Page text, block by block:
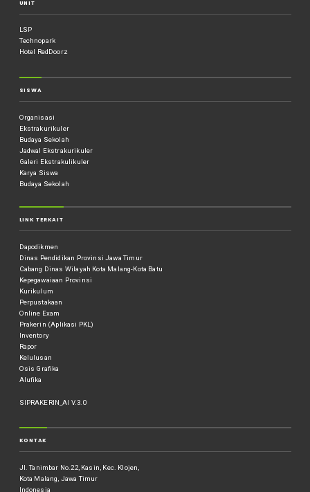
UNIT
LSP
Technopark
Hotel RedDoorz
SISWA
Organisasi
Ekstrakurikuler
Budaya Sekolah
Jadwal Ekstrakurikuler
Galeri Ekstrakulikuler
Karya Siswa
Budaya Sekolah
LINK TERKAIT
Dapodikmen
Dinas Pendidikan Provinsi Jawa Timur
Cabang Dinas Wilayah Kota Malang-Kota Batu
Kepegawaiaan Provinsi
Kurikulum
Perpustakaan
Online Exam
Prakerin (Aplikasi PKL)
Inventory
Rapor
Kelulusan
Osis Grafika
Alufika
SIPRAKERIN_AI V.3.0
KONTAK
Jl. Tanimbar No.22, Kasin, Kec. Klojen,
Kota Malang, Jawa Timur
Indonesia